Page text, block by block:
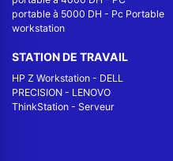
portable à 5000 DH - Pc Portable
workstation
STATION DE TRAVAIL
HP Z Workstation - DELL
PRECISION - LENOVO
ThinkStation - Serveur